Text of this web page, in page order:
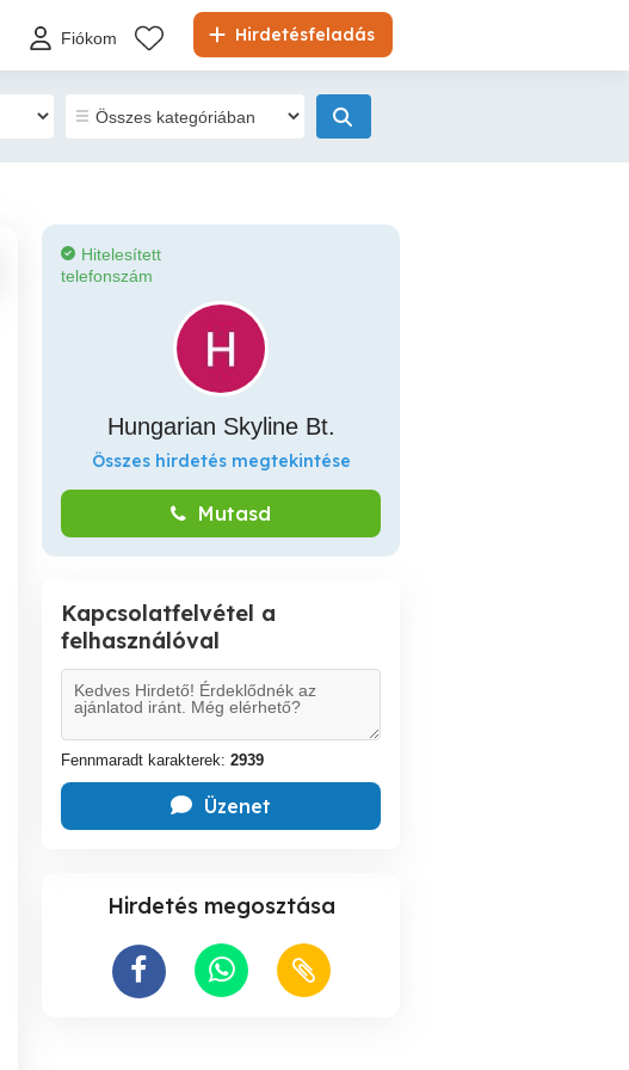
Hirdetésfeladás
Fiókom
Hitelesített
telefonszám
Hungarian Skyline Bt.
Összes hirdetés megtekintése
Mutasd
Kapcsolatfelvétel a
felhasználóval
Fennmaradt karakterek: 2939
Üzenet
Hirdetés megosztása